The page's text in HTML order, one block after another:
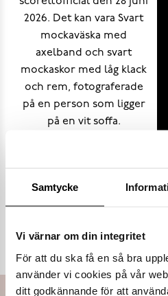
Samtycke
Vi värnar om din integritet
För att du ska få en så bra
använder vi cookies på vår
ditt godkännande för att
Populära